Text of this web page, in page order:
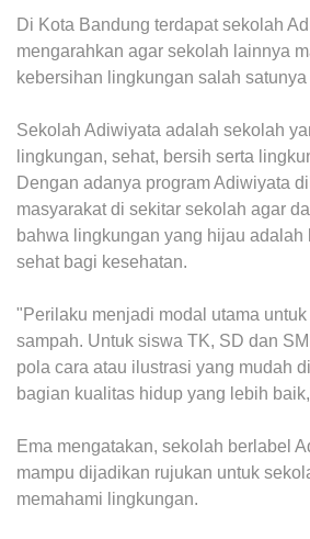
Di Kota Bandung terdapat sekolah
mengarahkan agar sekolah lainnya
kebersihan lingkungan salah satunya
Sekolah Adiwiyata adalah sekolah
lingkungan, sehat, bersih serta
Dengan adanya program Adiwiyata
masyarakat di sekitar sekolah agar
bahwa lingkungan yang hijau adalah
sehat bagi kesehatan.
"Perilaku menjadi modal utama
sampah. Untuk siswa TK, SD dan
pola cara atau ilustrasi yang mudah
bagian kualitas hidup yang lebih
Ema mengatakan, sekolah berlabel
mampu dijadikan rujukan untuk
memahami lingkungan.